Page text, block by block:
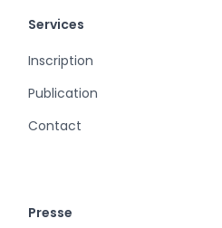
Services
Inscription
Publication
Contact
Presse